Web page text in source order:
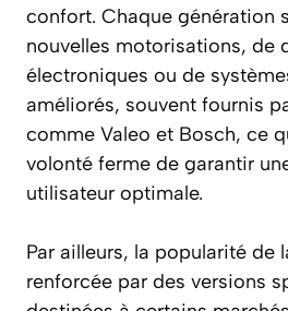
confort. Chaque génération
nouvelles motorisations, de
électroniques ou de
améliorés, souvent fournis
comme Valeo et Bosch, ce
volonté ferme de garantir
utilisateur optimale.
Par ailleurs, la popularité de
renforcée par des versions